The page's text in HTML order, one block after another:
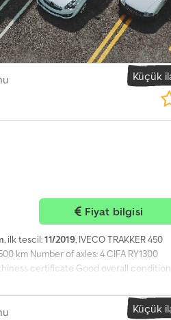
Küçük
Fiyat bilgisi
, ilk tescil:11/2019, IVECO TRAKKER 450
km Number of axles: 4 CIFA RY1300
certificate Good overall condition
(MAN, MERCEDES, DAF,
OR EARTHMOVING EQUIPMENT
Küçük